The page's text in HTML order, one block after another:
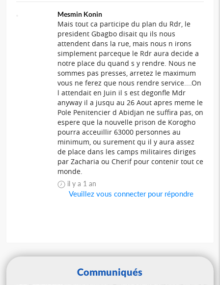
Mesmin Konin
Mais tout ca participe du plan du Rdr, le
president Gbagbo disait qu ils nous
attendent dans la rue, mais nous n irons
simplement parceque le Rdr aura decide a
notre place du quand s y rendre. Nous ne
sommes pas presses, arretez le maximum
vous ne ferez que nous rendre service....On
l attendait en Juin il s est degonfle Mdr
anyway il a jusqu au 26 Aout apres meme le
Pole Penitencier d Abidjan ne suffira pas, on
espere que la nouvelle prison de Korogho
pourra acceuillir 63000 personnes au
minimum, ou surement qu il y aura assez
de place dans les camps militaires diriges
par Zacharia ou Cherif pour contenir tout ce
monde.
il y a 1 an
Veuillez vous connecter pour répondre
Communiqués